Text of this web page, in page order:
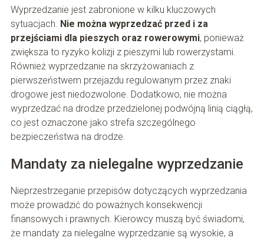
Wyprzedzanie jest zabronione w kilku kluczowych
sytuacjach. Nie można wyprzedzać przed i za
przejściami dla pieszych oraz rowerowymi, ponieważ
zwiększa to ryzyko kolizji z pieszymi lub rowerzystami.
Również wyprzedzanie na skrzyżowaniach z
pierwszeństwem przejazdu regulowanym przez znaki
drogowe jest niedozwolone. Dodatkowo, nie można
wyprzedzać na drodze przedzielonej podwójną linią ciągłą,
co jest oznaczone jako strefa szczególnego
bezpieczeństwa na drodze.
Mandaty za nielegalne wyprzedzanie
Nieprzestrzeganie przepisów dotyczących wyprzedzania
może prowadzić do poważnych konsekwencji
finansowych i prawnych. Kierowcy muszą być świadomi,
że mandaty za nielegalne wyprzedzanie są wysokie, a